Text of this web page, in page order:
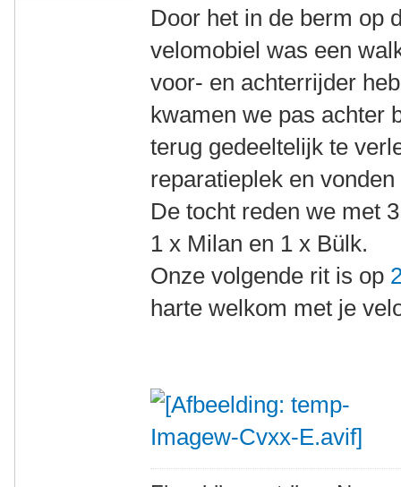
Door het in de berm op
velomobiel was een
voor- en achterrijder
kwamen we pas achter
terug gedeeltelijk te
reparatieplek en
De tocht reden we met
1 x Milan en 1 x Bülk.
Onze volgende rit is op
harte welkom met je